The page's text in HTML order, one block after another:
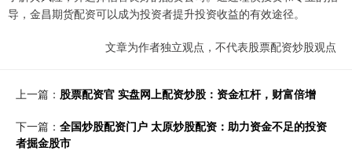
导，金昌期货配资可以成为投资者提升投资收益的有效途径。
文章为作者独立观点，不代表股票配资炒股观点
上一篇： 股票配资官 实盘网上配资炒股：资金杠杆，财富倍增
下一篇： 全国炒股配资门户 太原炒股配资：助力资金不足的投资
者掘金股市